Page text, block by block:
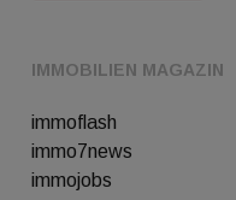
IMMOBILIEN MAGAZIN
immoflash
immo7news
immojobs